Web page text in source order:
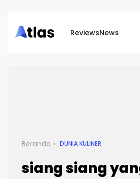
ReviewsNews
Beranda DUNIA KULINER
siang siang